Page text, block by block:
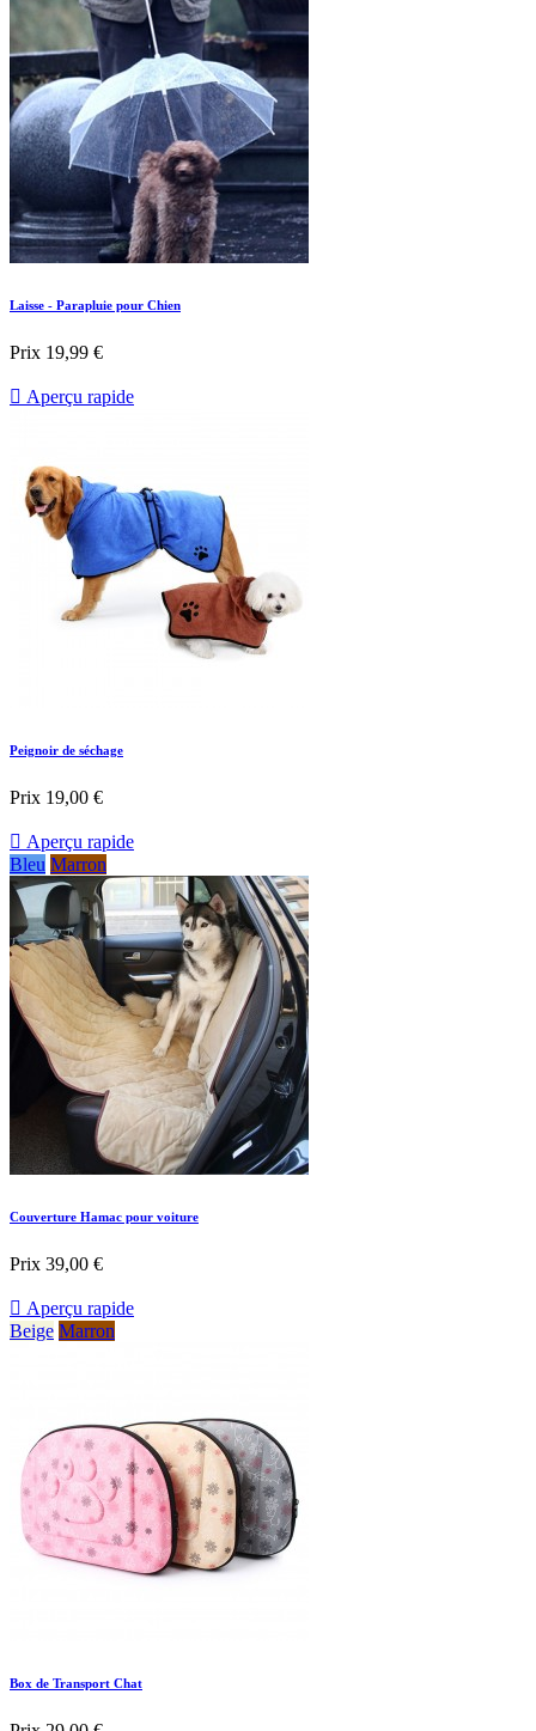
Laisse - Parapluie pour Chien
Prix 19,99 €
 Aperçu rapide
Peignoir de séchage
Prix 19,00 €
 Aperçu rapide
Bleu Marron
Couverture Hamac pour voiture
Prix 39,00 €
 Aperçu rapide
Beige Marron
Box de Transport Chat